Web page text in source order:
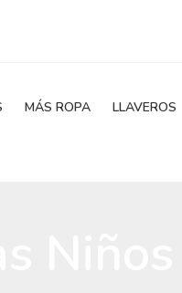
MÁS ROPA LLAVEROS